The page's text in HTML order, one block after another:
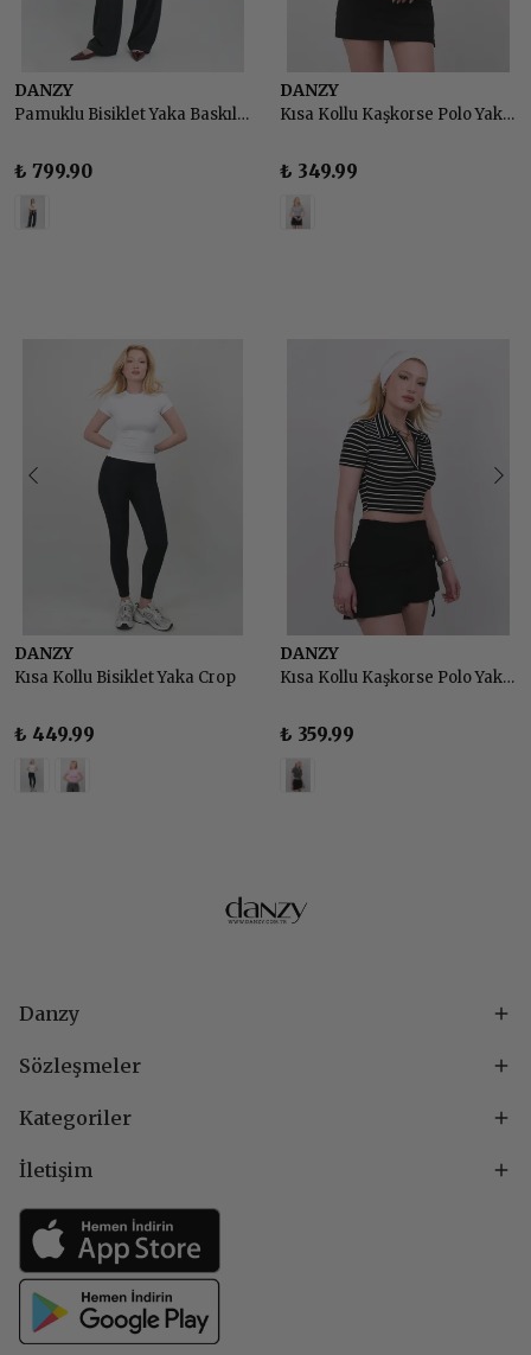
DANZY
Pamuklu Bisiklet Yaka Baskılı Basic Tshirt
₺ 799.90
DANZY
Kısa Kollu Kaşkorse Polo Yaka Çizgili T-shirt Crop Bluz
₺ 349.99
DANZY
Kısa Kollu Bisiklet Yaka Crop
₺ 449.99
DANZY
Kısa Kollu Kaşkorse Polo Yaka Çizgili T-shirt Crop Bluz
₺ 359.99
Danzy
Sözleşmeler
Kategoriler
İletişim